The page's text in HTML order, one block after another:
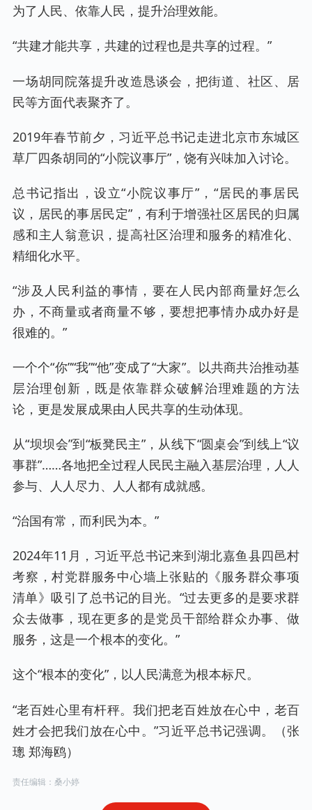
为了人民、依靠人民，提升治理效能。
“共建才能共享，共建的过程也是共享的过程。”
一场胡同院落提升改造恳谈会，把街道、社区、居
民等方面代表聚齐了。
2019年春节前夕，习近平总书记走进北京市东城区
草厂四条胡同的“小院议事厅”，饶有兴味加入讨论。
总书记指出，设立“小院议事厅”，“居民的事居民
议，居民的事居民定”，有利于增强社区居民的归属
感和主人翁意识，提高社区治理和服务的精准化、
精细化水平。
“涉及人民利益的事情，要在人民内部商量好怎么
办，不商量或者商量不够，要想把事情办成办好是
很难的。”
一个个“你”“我”“他”变成了“大家”。以共商共治推动基
层治理创新，既是依靠群众破解治理难题的方法
论，更是发展成果由人民共享的生动体现。
从“坝坝会”到“板凳民主”，从线下“圆桌会”到线上“议
事群”……各地把全过程人民民主融入基层治理，人人
参与、人人尽力、人人都有成就感。
“治国有常，而利民为本。”
2024年11月，习近平总书记来到湖北嘉鱼县四邑村
考察，村党群服务中心墙上张贴的《服务群众事项
清单》吸引了总书记的目光。“过去更多的是要求群
众去做事，现在更多的是党员干部给群众办事、做
服务，这是一个根本的变化。”
这个“根本的变化”，以人民满意为根本标尺。
“老百姓心里有杆秤。我们把老百姓放在心中，老百
姓才会把我们放在心中。”习近平总书记强调。（张
璁 郑海鸥）
责任编辑：桑小婷